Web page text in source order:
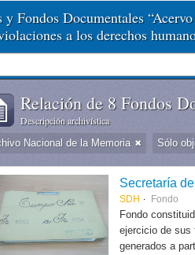
Fondos Documentales
a los derechos
Relación de 8 Fondos
Descripción archivística
Nacional de la Memoria Sólo
Secretaría
SDH Fondo
Fondo
ejercicio de sus
generados a